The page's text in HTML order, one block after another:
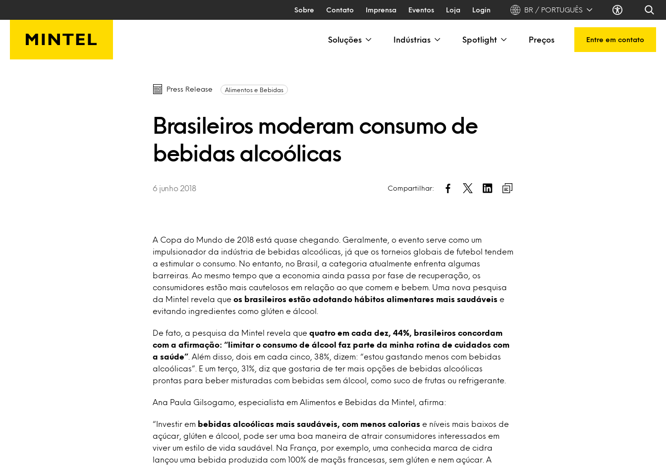
Sobre Contato Imprensa Eventos Loja Login BR / PORTUGUÊS
Soluções Indústrias Spotlight Preços Entre em contato
Press Release Alimentos e Bebidas
Brasileiros moderam consumo de
bebidas alcoólicas
6 junho 2018 Compartilhar:
A Copa do Mundo de 2018 está quase chegando. Geralmente, o evento serve como um
impulsionador da indústria de bebidas alcoólicas, já que os torneios globais de futebol tendem
a estimular o consumo. No entanto, no Brasil, a categoria atualmente enfrenta algumas
barreiras. Ao mesmo tempo que a economia ainda passa por fase de recuperação, os
consumidores estão mais cautelosos em relação ao que comem e bebem. Uma nova pesquisa
da Mintel revela que os brasileiros estão adotando hábitos alimentares mais saudáveis ​​e
evitando ingredientes como glúten e álcool.
De fato, a pesquisa da Mintel revela que quatro em cada dez, 44%, brasileiros concordam
com a afirmação: “limitar o consumo de álcool faz parte da minha rotina de cuidados com
a saúde” . Além disso, dois em cada cinco, 38%, dizem: “estou gastando menos com bebidas
alcoólicas”. E um terço, 31%, diz que gostaria de ter mais opções de bebidas alcoólicas
prontas para beber misturadas com bebidas sem álcool, como suco de frutas ou refrigerante.
Ana Paula Gilsogamo, especialista em Alimentos e Bebidas da Mintel, afirma:
“Investir em bebidas alcoólicas mais saudáveis, com menos calorias e níveis mais baixos de
açúcar, glúten e álcool, pode ser uma boa maneira de atrair consumidores interessados em
viver um estilo de vida saudável. Na França, por exemplo, uma conhecida marca de cidra
lançou uma bebida produzida com 100% de maçãs francesas, sem glúten e nem açúcar. A